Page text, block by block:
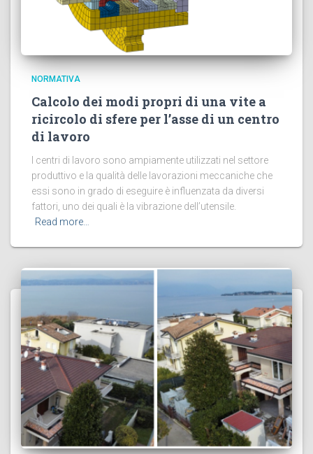
NORMATIVA
Calcolo dei modi propri di una vite a
ricircolo di sfere per l’asse di un centro
di lavoro
I centri di lavoro sono ampiamente utilizzati nel settore
produttivo e la qualità delle lavorazioni meccaniche che
essi sono in grado di eseguire è influenzata da diversi
fattori, uno dei quali è la vibrazione dell’utensile.
Read more…